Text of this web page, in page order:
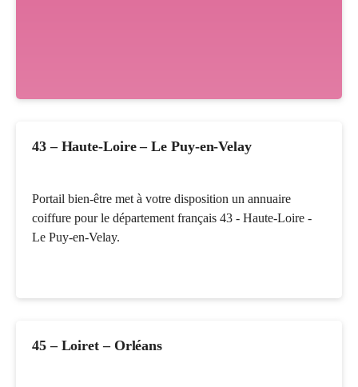
43 – Haute-Loire – Le Puy-en-Velay
Portail bien-être met à votre disposition un annuaire
coiffure pour le département français 43 - Haute-Loire -
Le Puy-en-Velay.
45 – Loiret – Orléans